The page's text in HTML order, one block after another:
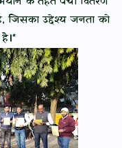
उद्देश्य जनता को